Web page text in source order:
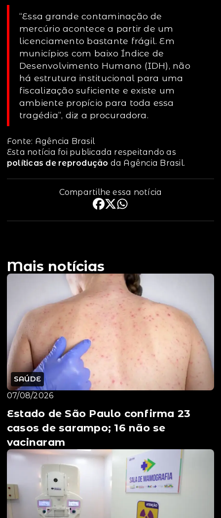
“Essa grande contaminação de
mercúrio acontece a partir de um
licenciamento bastante frágil. Em
municípios com baixo Índice de
Desenvolvimento Humano (IDH), não
há estrutura institucional para uma
fiscalização suficiente e existe um
ambiente propício para toda essa
tragédia”, diz a procuradora.
Fonte: Agência Brasil
Esta notícia foi publicada respeitando as
políticas de reprodução da Agência Brasil.
Compartilhe essa notícia
Mais notícias
SAÚDE
07/08/2026
Estado de São Paulo confirma 23
casos de sarampo; 16 não se
vacinaram